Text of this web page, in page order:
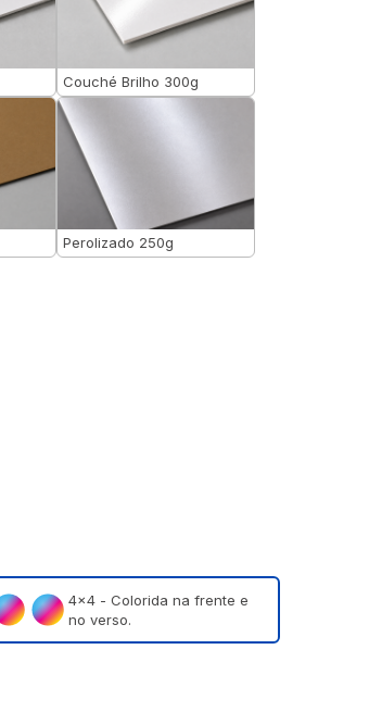
Couché Brilho 300g
Perolizado 250g
4×4 - Colorida na frente e
no verso.